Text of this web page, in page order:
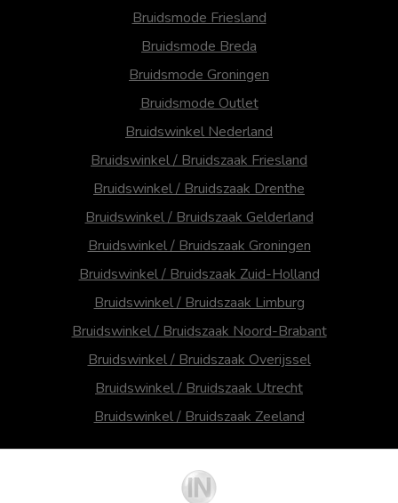
Bruidsmode Friesland
Bruidsmode Breda
Bruidsmode Groningen
Bruidsmode Outlet
Bruidswinkel Nederland
Bruidswinkel / Bruidszaak Friesland
Bruidswinkel / Bruidszaak Drenthe
Bruidswinkel / Bruidszaak Gelderland
Bruidswinkel / Bruidszaak Groningen
Bruidswinkel / Bruidszaak Zuid-Holland
Bruidswinkel / Bruidszaak Limburg
Bruidswinkel / Bruidszaak Noord-Brabant
Bruidswinkel / Bruidszaak Overijssel
Bruidswinkel / Bruidszaak Utrecht
Bruidswinkel / Bruidszaak Zeeland